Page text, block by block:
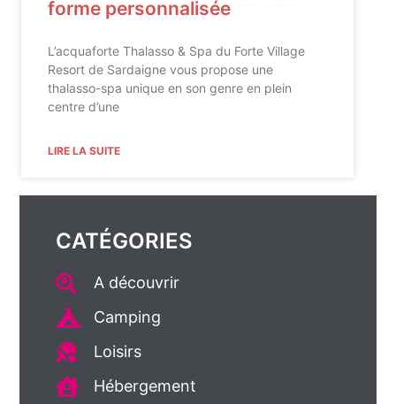
forme personnalisée
L’acquaforte Thalasso & Spa du Forte Village
Resort de Sardaigne vous propose une
thalasso-spa unique en son genre en plein
centre d’une
LIRE LA SUITE
CATÉGORIES
A découvrir
Camping
Loisirs
Hébergement